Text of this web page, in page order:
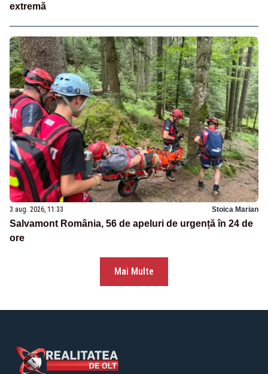
extremă
3 aug. 2026, 11:33 Stoica Marian
Salvamont România, 56 de apeluri de urgență în 24 de
ore
Mai Multe